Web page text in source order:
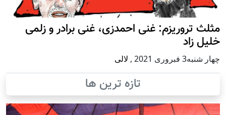
مثلث تروریزم: غنی احمدزی، غنی برادر و زلمی
خلیل زاد
چهار شنبه3 فبروری 2021 , لالی
تازه ترین ها